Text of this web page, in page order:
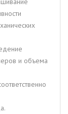
и объема